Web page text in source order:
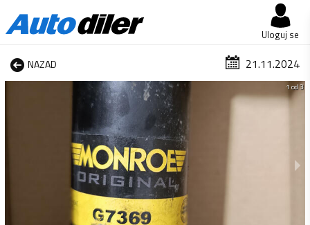
Uloguj se
NAZAD 21.11.2024
1 od 3